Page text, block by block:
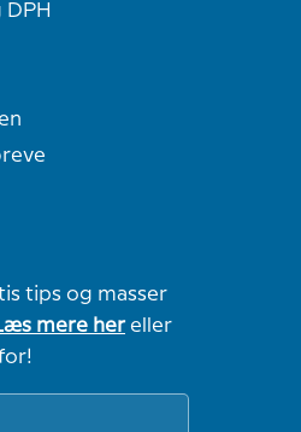
DPH
tips og masser
mere hereller